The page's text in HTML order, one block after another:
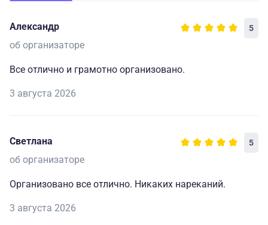
Александр 5
об организаторе
Все отлично и грамотно организовано.
3 августа 2026
Светлана 5
об организаторе
Организовано все отлично. Никаких нареканий.
3 августа 2026